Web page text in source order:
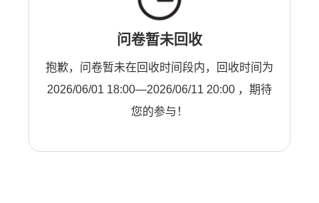
问卷暂未回收
抱歉，问卷暂未在回收时间段内，回收时间为
2026/06/01 18:00—2026/06/11 20:00 ，期待
您的参与！